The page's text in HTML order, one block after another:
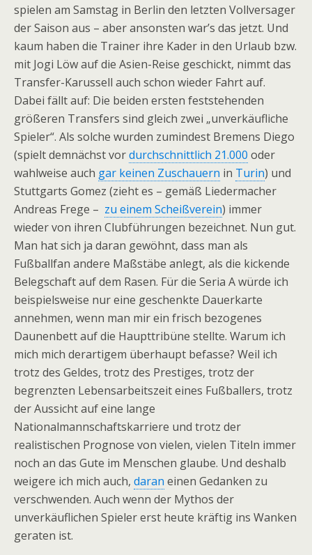
spielen am Samstag in Berlin den letzten Vollversager
der Saison aus – aber ansonsten war’s das jetzt. Und
kaum haben die Trainer ihre Kader in den Urlaub bzw.
mit Jogi Löw auf die Asien-Reise geschickt, nimmt das
Transfer-Karussell auch schon wieder Fahrt auf.
Dabei fällt auf: Die beiden ersten feststehenden
größeren Transfers sind gleich zwei „unverkäufliche
Spieler“. Als solche wurden zumindest Bremens Diego
(spielt demnächst vordurchschnittlich 21.000 oder
wahlweise auch gar keinen Zuschauern in Turin) und
Stuttgarts Gomez (zieht es – gemäß Liedermacher
Andreas Frege – zu einem Scheißverein) immer
wieder von ihren Clubführungen bezeichnet. Nun gut.
Man hat sich ja daran gewöhnt, dass man als
Fußballfan andere Maßstäbe anlegt, als die kickende
Belegschaft auf dem Rasen. Für die Seria A würde ich
beispielsweise nur eine geschenkte Dauerkarte
annehmen, wenn man mir ein frisch bezogenes
Daunenbett auf die Haupttribüne stellte. Warum ich
mich mich derartigem überhaupt befasse? Weil ich
trotz des Geldes, trotz des Prestiges, trotz der
begrenzten Lebensarbeitszeit eines Fußballers, trotz
der Aussicht auf eine lange
Nationalmannschaftskarriere und trotz der
realistischen Prognose von vielen, vielen Titeln immer
noch an das Gute im Menschen glaube. Und deshalb
weigere ich mich auch, daran einen Gedanken zu
verschwenden. Auch wenn der Mythos der
unverkäuflichen Spieler erst heute kräftig ins Wanken
geraten ist.